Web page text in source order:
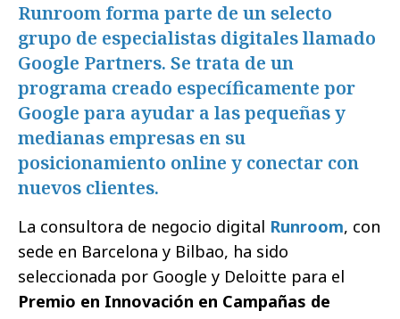
Runroom forma parte de un selecto
grupo de especialistas digitales llamado
Google Partners. Se trata de un
programa creado específicamente por
Google para ayudar a las pequeñas y
medianas empresas en su
posicionamiento online y conectar con
nuevos clientes.
La consultora de negocio digital Runroom, con
sede en Barcelona y Bilbao, ha sido
seleccionada por Google y Deloitte para el
Premio en Innovación en Campañas de